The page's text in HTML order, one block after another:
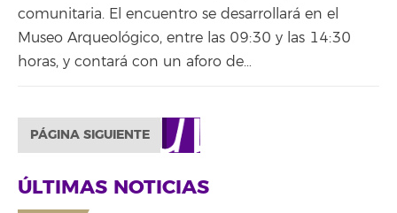
comunitaria. El encuentro se desarrollará en el
Museo Arqueológico, entre las 09:30 y las 14:30
horas, y contará con un aforo de…
PÁGINA SIGUIENTE
ÚLTIMAS NOTICIAS